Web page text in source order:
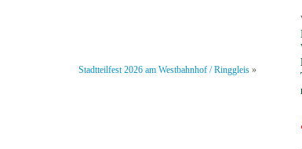
Stadtteilfest 2026 am Westbahnhof / Ringgleis»